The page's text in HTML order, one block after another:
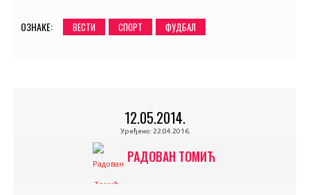
ОЗНАКЕ: ВЕСТИ СПОРТ ФУДБАЛ
12.05.2014.
Уређено: 22.04.2016.
РАДОВАН ТОМИЋ